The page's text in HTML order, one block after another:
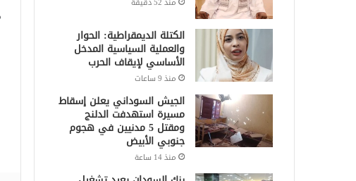
منذ 52 دقيقة
الكتلة الديمقراطية: الحوار
والعملية السياسية المدخل
الأساسي لإيقاف الحرب
منذ 9 ساعات
الجيش السوداني يعلن إسقاط
مسيرة استهدفت الدلنج
ومقتل 5 مدنيين في هجوم
جنوبي الأبيض
منذ 14 ساعة